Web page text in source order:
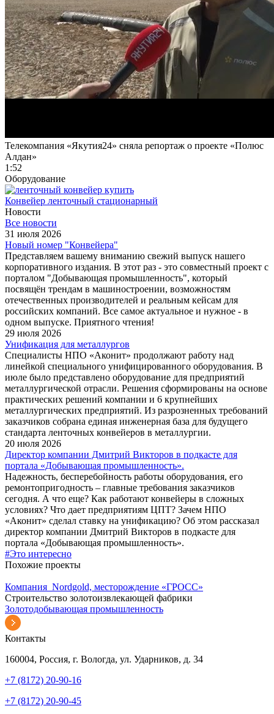
Телекомпания «Якутия24» сняла репортаж о проекте «Полюс
Алдан»
1:52
Оборудование
Конвейер ленточный стационарный
Новости
Все новости
31 июля 2026
Новый номер "Конвейера"
Представляем вашему вниманию свежий выпуск нашего
корпоративного издания. В этот раз - это совместный проект с
порталом "Добывающая промышленность", который
посвящён трендам в машиностроении, возможностям
отечественных производителей и реальным кейсам для
российских компаний. Все самое актуальное и нужное - в
одном выпуске. Приятного чтения!
29 июля 2026
Унификация для металлургов
Специалисты НПО «Аконит» продолжают работу над
линейкой специального унифицированного оборудования. В
июле было представлено оборудование для предприятий
металлургической отрасли. Решения сформированы на основе
практических решений компании и 6 крупнейших
металлургических предприятий. Из разрозненных требований
заказчиков собрана единая инженерная база для будущего
стандарта ленточных конвейеров в металлургии.
20 июля 2026
Директор компании Дмитрий Викторов в подкасте для
портала «Добывающая промышленность».
Надежность, бесперебойность работы оборудования, его
ремонтопригодность – главные требования заказчиков
сегодня. А что еще? Как работают конвейеры в сложных
условиях? Что дает предприятиям ЦПТ? Зачем НПО
«Аконит» сделал ставку на унификацию? Об этом рассказал
директор компании Дмитрий Викторов в подкасте для
портала «Добывающая промышленность».
#Это интересно
Похожие проекты
Компания Nordgold, месторождение «ГРОСС»
Строительство золотоизвлекающей фабрики
Золотодобывающая промышленность
Контакты
160004, Россия, г. Вологда, ул. Ударников, д. 34
+7 (8172) 20-90-16
+7 (8172) 20-90-45